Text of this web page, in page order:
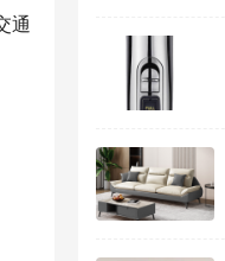
通